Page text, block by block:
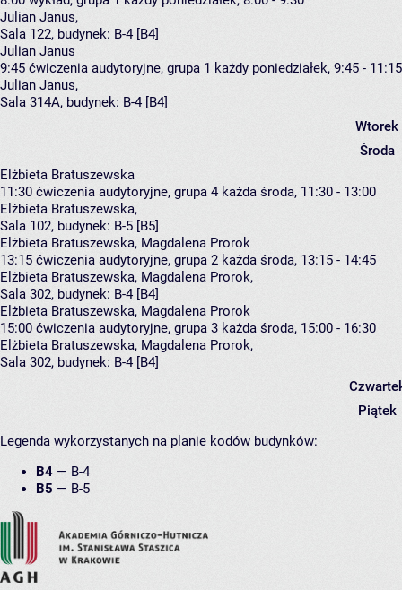
Julian Janus,
Sala 122, budynek: B-4 [B4]
Julian Janus
9:45 ćwiczenia audytoryjne, grupa 1 każdy poniedziałek, 9:45 - 11:15
Julian Janus,
Sala 314A, budynek: B-4 [B4]
Wtorek
Środa
Elżbieta Bratuszewska
11:30 ćwiczenia audytoryjne, grupa 4 każda środa, 11:30 - 13:00
Elżbieta Bratuszewska,
Sala 102, budynek: B-5 [B5]
Elżbieta Bratuszewska, Magdalena Prorok
13:15 ćwiczenia audytoryjne, grupa 2 każda środa, 13:15 - 14:45
Elżbieta Bratuszewska, Magdalena Prorok,
Sala 302, budynek: B-4 [B4]
Elżbieta Bratuszewska, Magdalena Prorok
15:00 ćwiczenia audytoryjne, grupa 3 każda środa, 15:00 - 16:30
Elżbieta Bratuszewska, Magdalena Prorok,
Sala 302, budynek: B-4 [B4]
Piątek
Legenda wykorzystanych na planie kodów budynków:
B4 — B-4
B5 — B-5